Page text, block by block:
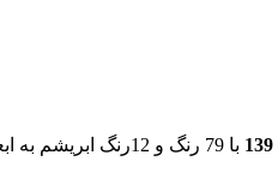
با 79 رنگ و 12رنگ ابریشم به ابعاد 428 رج در 570 گره